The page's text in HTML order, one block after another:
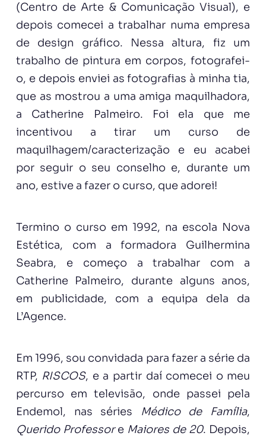
(Centro de Arte & Comunicação Visual), e
depois comecei a trabalhar numa empresa
de design gráfico. Nessa altura, fiz um
trabalho de pintura em corpos, fotografei-
o, e depois enviei as fotografias à minha tia,
que as mostrou a uma amiga maquilhadora,
a Catherine Palmeiro. Foi ela que me
incentivou a tirar um curso de
maquilhagem/caracterização e eu acabei
por seguir o seu conselho e, durante um
ano, estive a fazer o curso, que adorei!
Termino o curso em 1992, na escola Nova
Estética, com a formadora Guilhermina
Seabra, e começo a trabalhar com a
Catherine Palmeiro, durante alguns anos,
em publicidade, com a equipa dela da
L’Agence.
Em 1996, sou convidada para fazer a série da
RTP, RISCOS, e a partir daí comecei o meu
percurso em televisão, onde passei pela
Endemol, nas séries Médico de Família,
Querido Professore Maiores de 20. Depois,